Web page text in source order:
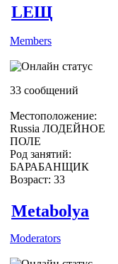
LEЩ
Members
33 сообщений
Местоположение:
Russia ЛОДЕЙНОЕ
ПОЛЕ
Род занятий:
БАРАБАНЩИК
Возраст: 33
Metabolya
Moderators